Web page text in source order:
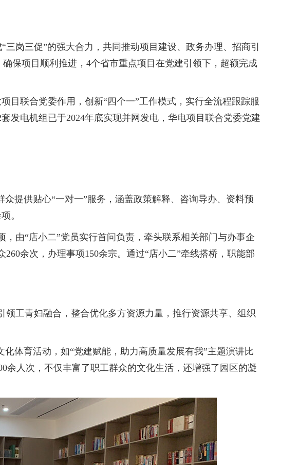
岗三促”的强大合力，共同推动项目建设、政务办理、招商引
保项目顺利推进，4个省市重点项目在党建引领下，超额完成
联合党委作用，创新“四个一”工作模式，实行全流程跟踪服
发电机组已于2024年底实现并网发电，华电项目联合党委党建
提供贴心“一对一”服务，涵盖政策解释、咨询导办、资料预
。
由“店小二”党员实行首问负责，牵头联系相关部门与办事企
余次，办理事项150余宗。通过“店小二”牵线搭桥，职能部
工青妇融合，整合优化多方资源力量，推行资源共享、组织
体育活动，如“党建赋能，助力高质量发展有我”主题演讲比
余人次，不仅丰富了职工群众的文化生活，还增强了园区的凝